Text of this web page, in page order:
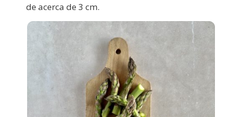
de acerca de 3 cm.